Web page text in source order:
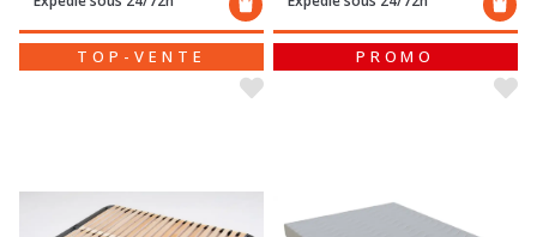
TOP-VENTE PROMO